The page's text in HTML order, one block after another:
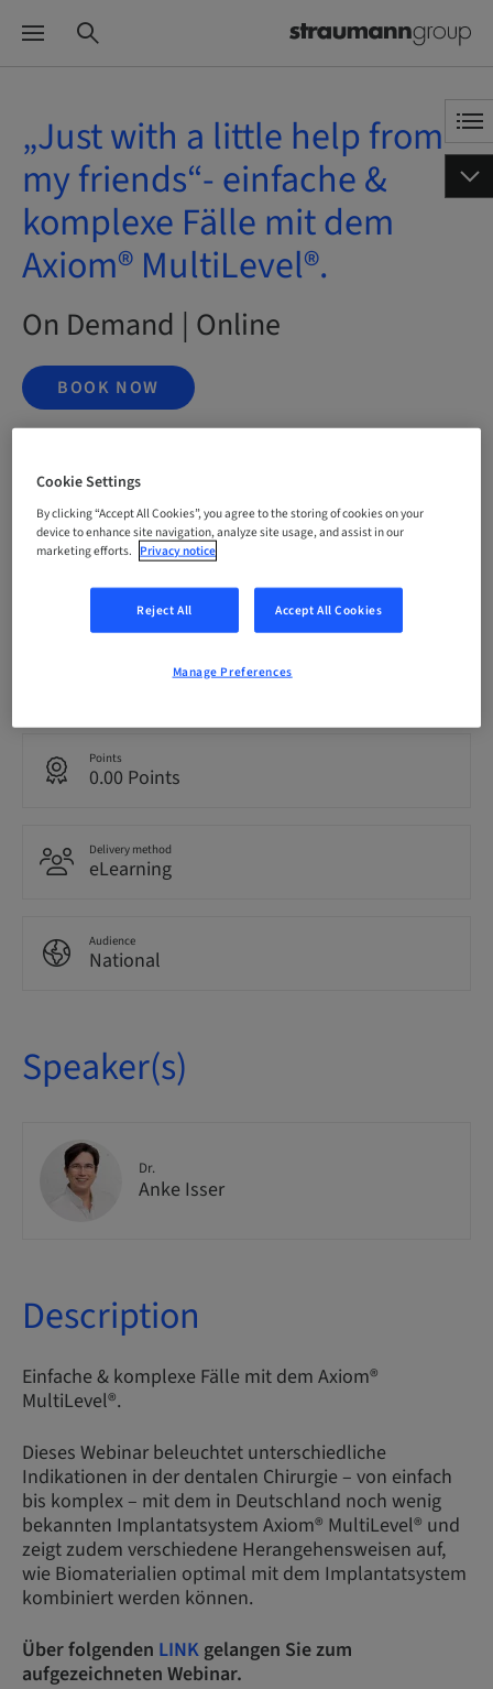
„Just with a little help from
my friends“- einfache &
komplexe Fälle mit dem
Axiom® MultiLevel®.
On Demand | Online
BOOK NOW
Status
bookable
31. Dec 3000 (UTC+1)
Points
0.00 Points
Delivery method
eLearning
Audience
National
Speaker(s)
Dr.
Anke Isser
Description
Einfache & komplexe Fälle mit dem Axiom®
MultiLevel®.
Dieses Webinar beleuchtet unterschiedliche
Indikationen in der dentalen Chirurgie – von einfach
bis komplex – mit dem in Deutschland noch wenig
bekannten Implantatsystem Axiom® MultiLevel® und
zeigt zudem verschiedene Herangehensweisen auf,
wie Biomaterialien optimal mit dem Implantatsystem
kombiniert werden können.
Über folgenden LINKgelangen Sie zum
aufgezeichneten Webinar.
Cookie Settings
By clicking “Accept All Cookies”, you agree to the storing of cookies on your
device to enhance site navigation, analyze site usage, and assist in our
marketing efforts. Privacy notice
Reject All Accept All Cookies
Manage Preferences